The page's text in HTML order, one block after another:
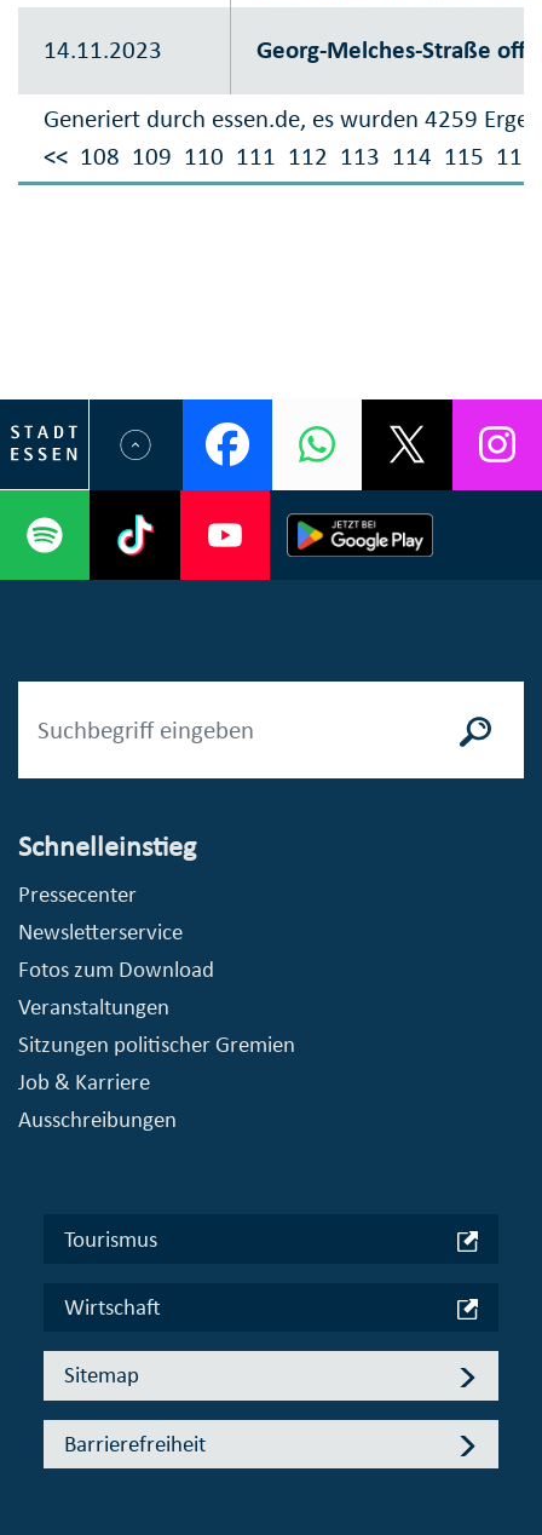
Generiert durch essen.de, es wurden 4259
<< 108 109 110 111 112 113 114 115 116
14.11.2023 Georg-Melches-Straße
Schnelleinstieg
Pressecenter
Newsletterservice
Fotos zum Download
Veranstaltungen
Sitzungen politischer Gremien
Job & Karriere
Ausschreibungen
Tourismus
Wirtschaft
Sitemap
Barrierefreiheit